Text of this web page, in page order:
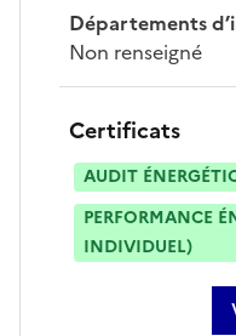
Départements
Non renseigné
Certificats
AUDIT
PERFORMANCE
INDIVIDUEL)